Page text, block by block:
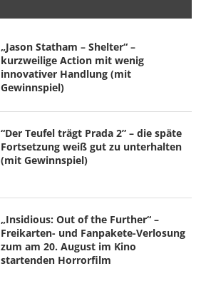
„Jason Statham – Shelter“ –
kurzweilige Action mit wenig
innovativer Handlung (mit
Gewinnspiel)
“Der Teufel trägt Prada 2” – die späte
Fortsetzung weiß gut zu unterhalten
(mit Gewinnspiel)
„Insidious: Out of the Further“ –
Freikarten- und Fanpakete-Verlosung
zum am 20. August im Kino
startenden Horrorfilm